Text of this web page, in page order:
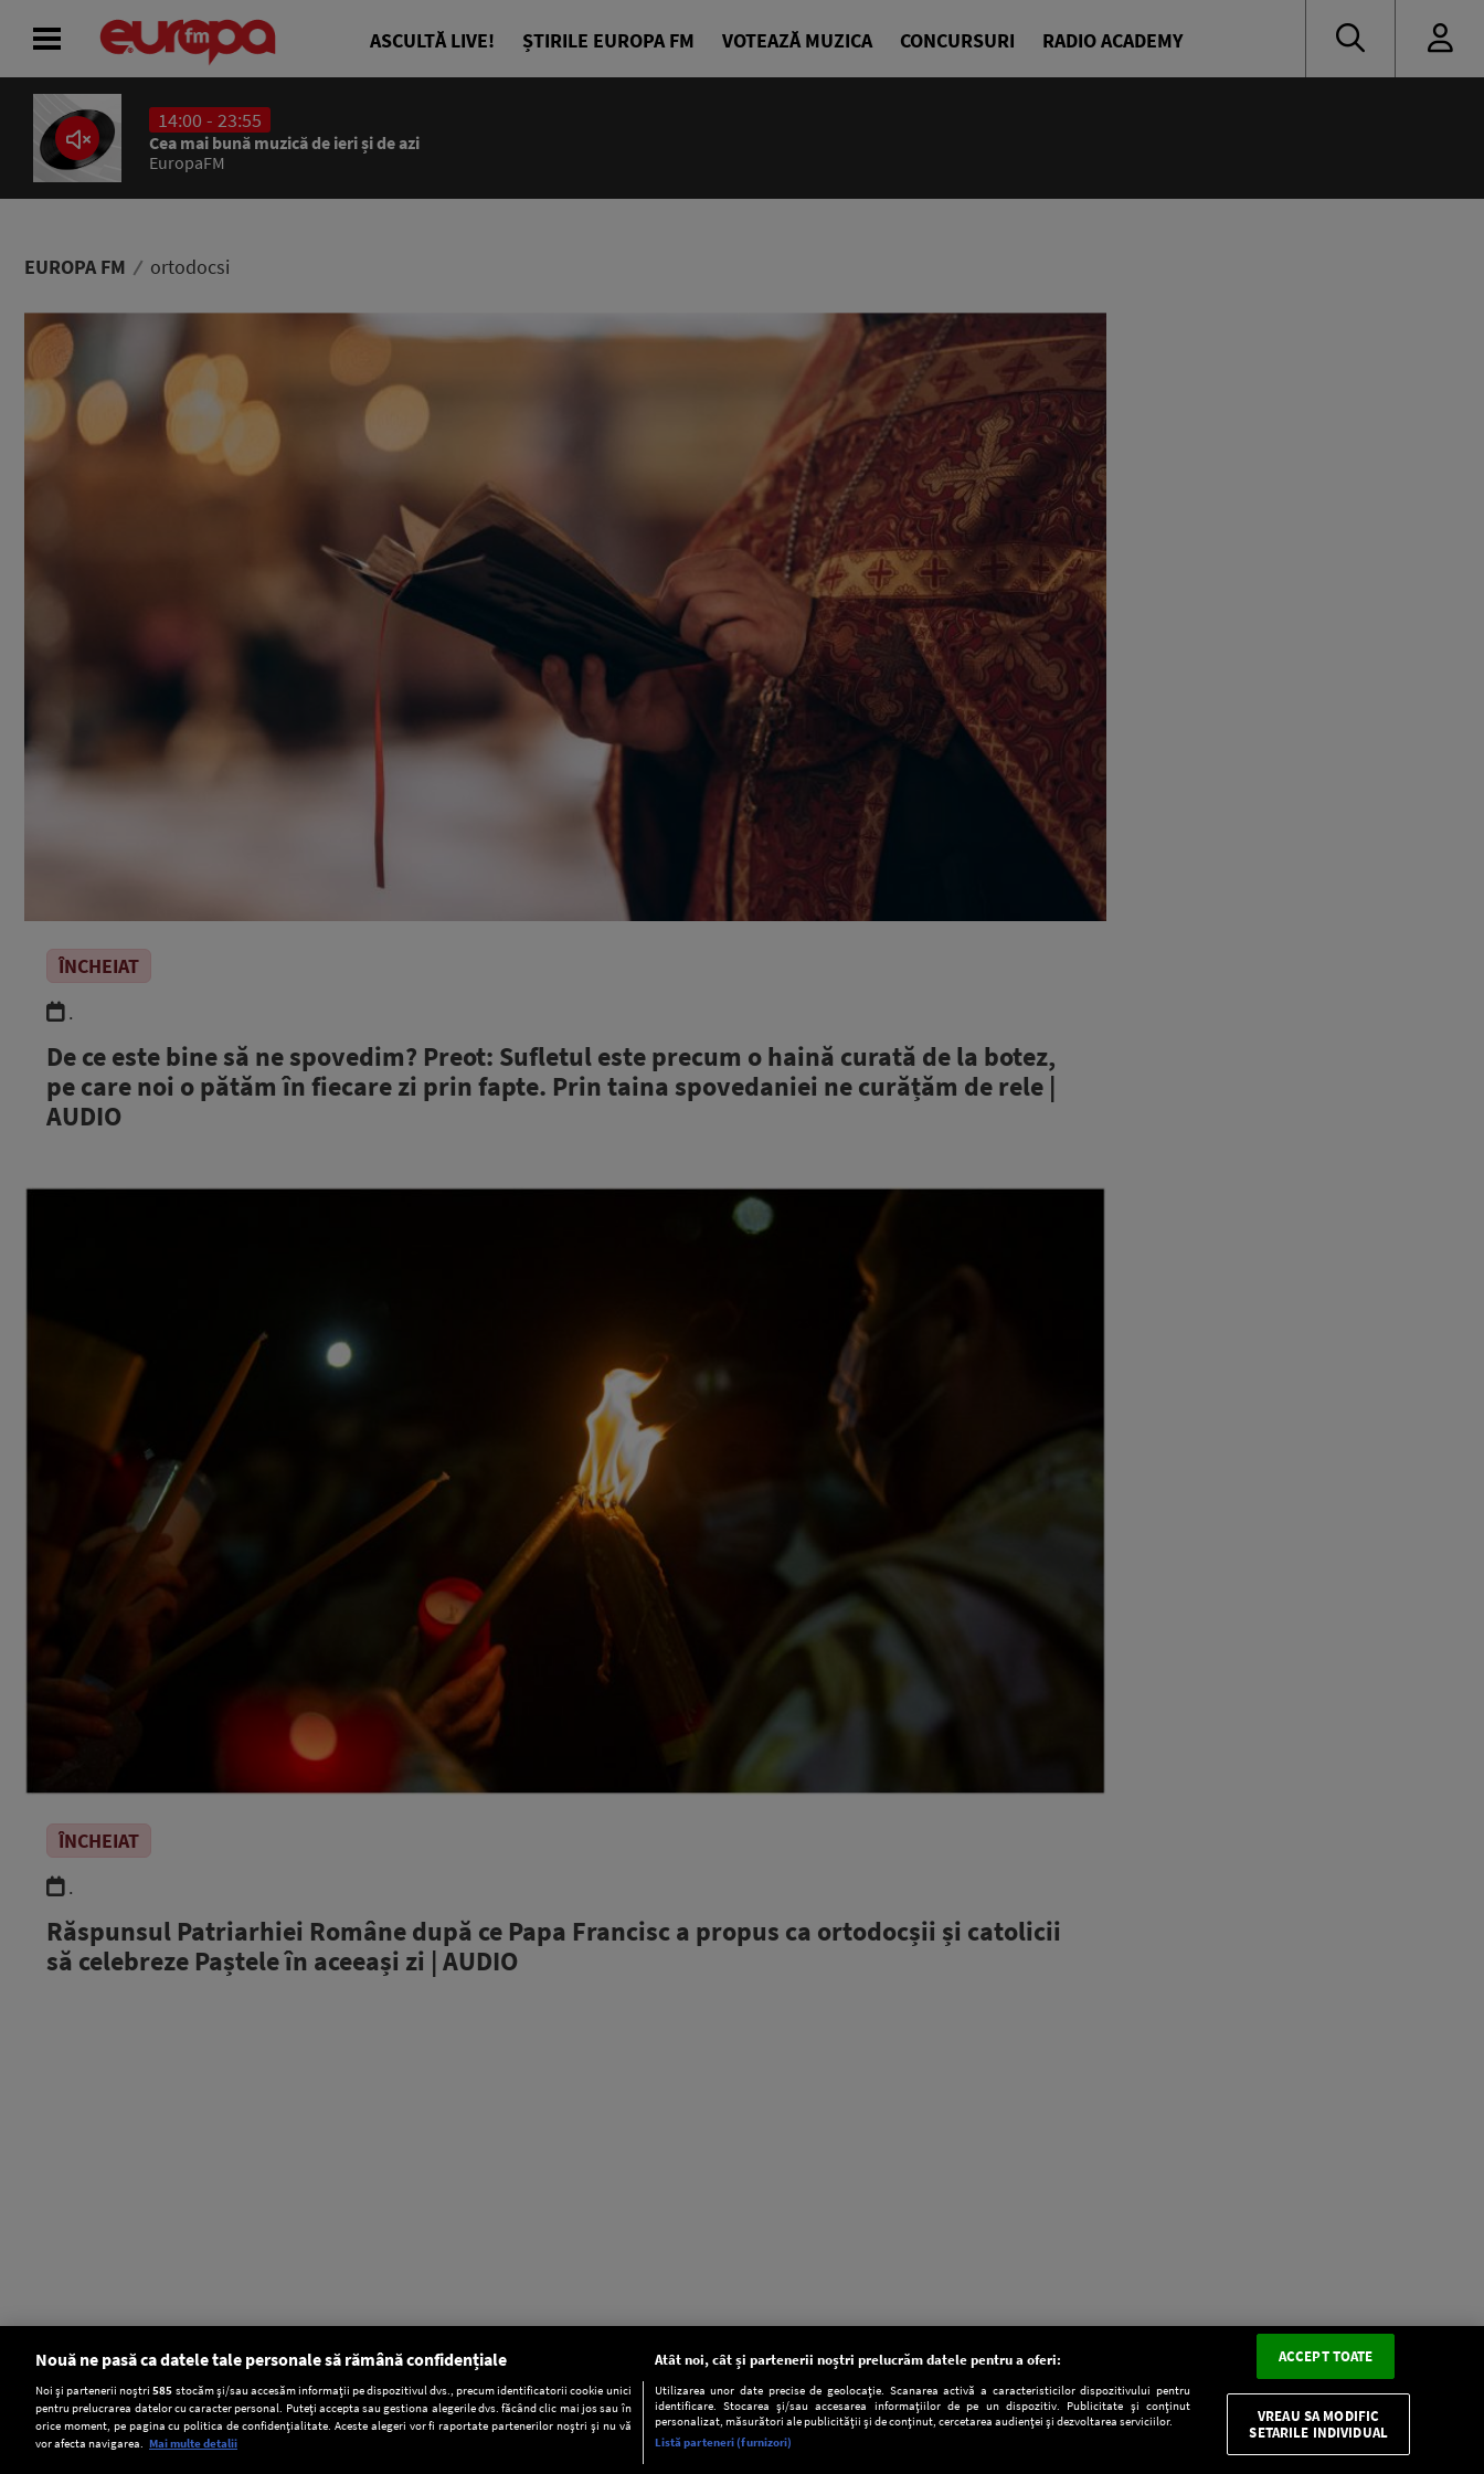
CONFIDENŢIALITATE
ASCULTĂ LIVE! ȘTIRILE EUROPA FM VOTEAZĂ MUZICA CONCURSURI RADIO ACADEMY
14:00 - 23:55
Cea mai bună muzică de ieri și de azi
EuropaFM
EUROPA FM ortodocsi
ÎNCHEIAT
.
De ce este bine să ne spovedim? Preot: Sufletul este precum o haină curată de la botez,
pe care noi o pătăm în fiecare zi prin fapte. Prin taina spovedaniei ne curățăm de rele |
AUDIO
ÎNCHEIAT
.
Răspunsul Patriarhiei Române după ce Papa Francisc a propus ca ortodocșii și catolicii
să celebreze Paștele în aceeași zi | AUDIO
ACASĂ
ȘTIRI
PODCAST
ASCULTĂ LIVE
Setări:
Dark Mode
Nouă ne pasă ca datele tale personale să rămână confidențiale
Noi și partenerii noștri585 stocăm și/sau accesăm informații pe dispozitivul dvs., precum identificatorii cookie unici
pentru prelucrarea datelor cu caracter personal. Puteți accepta sau gestiona alegerile dvs. făcând clic mai jos sau în
orice moment, pe pagina cu politica de confidențialitate. Aceste alegeri vor fi raportate partenerilor noștri și nu vă
vor afecta navigarea. Mai multe detalii
Atât noi, cât și partenerii noștri prelucrăm datele pentru a oferi:
Utilizarea unor date precise de geolocație. Scanarea activă a caracteristicilor dispozitivului pentru
identificare. Stocarea și/sau accesarea informațiilor de pe un dispozitiv. Publicitate și conținut
personalizat, măsurători ale publicității și de conținut, cercetarea audienței și dezvoltarea serviciilor.
Listă parteneri (furnizori)
ACCEPT TOATE
VREAU SA MODIFIC
SETARILE INDIVIDUAL